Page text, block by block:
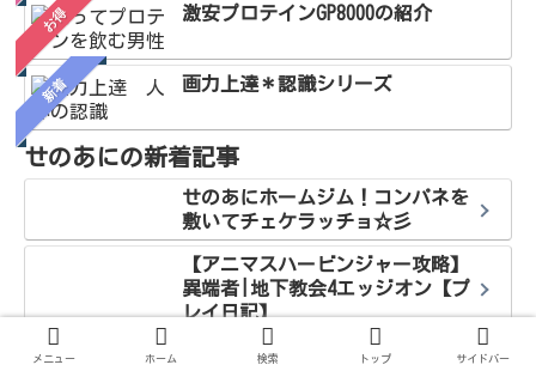
お得 激安プロテインGP8000の紹介
新着 画力上達＊認識シリーズ
せのあにの新着記事
せのあにホームジム！コンパネを
敷いてチェケラッチョ☆彡
【アニマスハービンジャー攻略】
異端者|地下教会4エッジオン【プ
レイ日記】
【アニマスハービンジャー攻略】
メニュー ホーム 検索 トップ サイドバー